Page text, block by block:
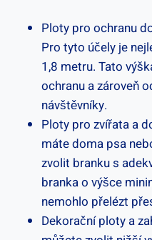
Ploty pro​ ochranu
Pro tyto účely je
1,8 ⁢metru. Tato
ochranu ⁤a zároveň‍
návštěvníky.
Ploty pro zvířata a
máte doma psa
zvolit branku s
branka o výšce
⁤nemohlo přelézt
Dekorační ploty a